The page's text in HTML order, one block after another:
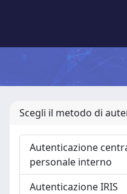
Scegli il metodo di
Autenticazione
personale interno
Autenticazione IRIS